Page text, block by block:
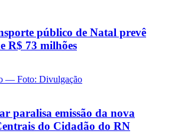
público de Natal prevê
R$ 73 milhões
paralisa emissão da nova
do Cidadão do RN